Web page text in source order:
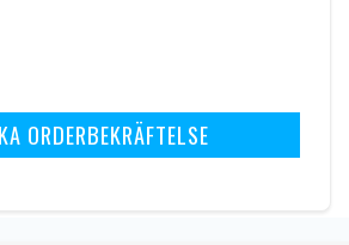
ORDERBEKRÄFTELSE